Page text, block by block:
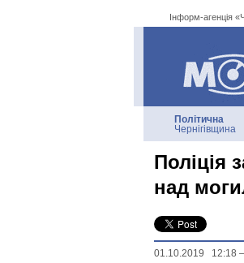
Інформ-агенція
Інформ-
Політична
Чернігівщина
Поліція
над
01.10.2019 12:18